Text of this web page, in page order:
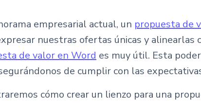
empresarial actual, un propuesta de
nuestras ofertas únicas y
de valor en Word es muy útil. Esta
de cumplir con las
cómo crear un lienzo para una